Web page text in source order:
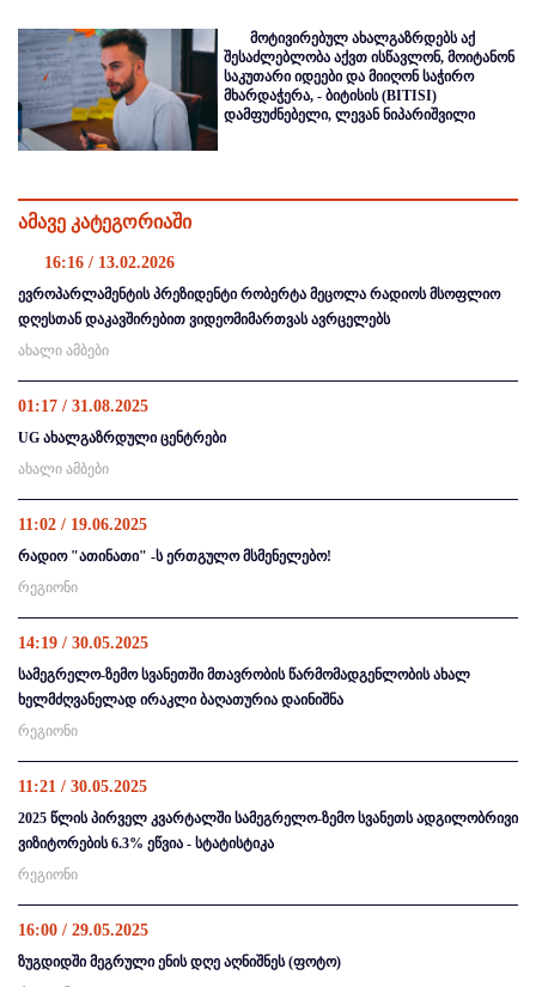
მოტივირებულ ახალგაზრდებს აქ
შესაძლებლობა აქვთ ისწავლონ, მოიტანონ
საკუთარი იდეები და მიიღონ საჭირო
მხარდაჭერა, - ბიტისის (BITISI)
დამფუძნებელი, ლევან ნიპარიშვილი
ამავე კატეგორიაში
16:16 / 13.02.2026
ევროპარლამენტის პრეზიდენტი რობერტა მეცოლა რადიოს მსოფლიო
დღესთან დაკავშირებით ვიდეომიმართვას ავრცელებს
ახალი ამბები
01:17 / 31.08.2025
UG ახალგაზრდული ცენტრები
ახალი ამბები
11:02 / 19.06.2025
რადიო "ათინათი" -ს ერთგულო მსმენელებო!
რეგიონი
14:19 / 30.05.2025
სამეგრელო-ზემო სვანეთში მთავრობის წარმომადგენლობის ახალ
ხელმძღვანელად ირაკლი ბაღათურია დაინიშნა
რეგიონი
11:21 / 30.05.2025
2025 წლის პირველ კვარტალში სამეგრელო-ზემო სვანეთს ადგილობრივი
ვიზიტორების 6.3% ეწვია - სტატისტიკა
რეგიონი
16:00 / 29.05.2025
ზუგდიდში მეგრული ენის დღე აღნიშნეს (ფოტო)